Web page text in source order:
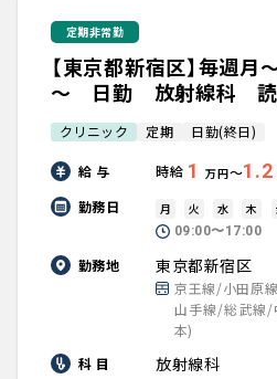
定期非常勤
【東京都新宿区】毎週
～ 日勤 放射線科
クリニック 定期 日勤(終日)
給 与 時給 1 万円〜1.2
勤務日 月 火 水 木
09:00〜17:00
勤務地 東京都新宿区
京王線/小田原
山手線/総武線/
本)
科 目
放射線科